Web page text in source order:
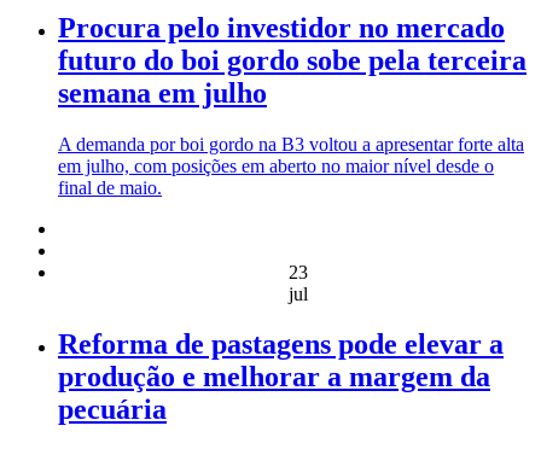
Procura pelo investidor no mercado
futuro do boi gordo sobe pela terceira
semana em julho
A demanda por boi gordo na B3 voltou a apresentar forte alta
em julho, com posições em aberto no maior nível desde o
final de maio.
23
jul
Reforma de pastagens pode elevar a
produção e melhorar a margem da
pecuária